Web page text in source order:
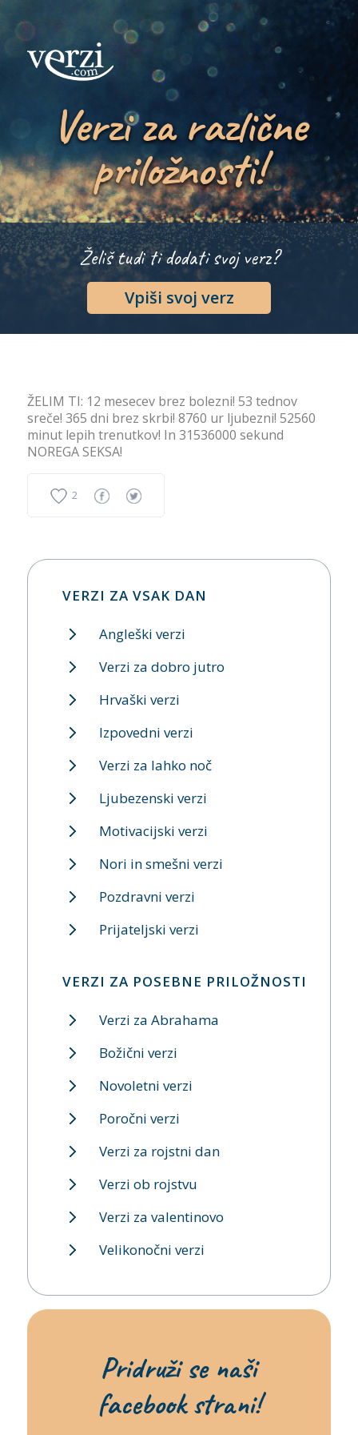
Verzi za različne
priložnosti!
Želiš tudi ti dodati svoj verz?
Vpiši svoj verz
ŽELIM TI: 12 mesecev brez bolezni! 53 tednov
sreče! 365 dni brez skrbi! 8760 ur ljubezni! 52560
minut lepih trenutkov! In 31536000 sekund
NOREGA SEKSA!
2
VERZI ZA VSAK DAN
Angleški verzi
Verzi za dobro jutro
Hrvaški verzi
Izpovedni verzi
Verzi za lahko noč
Ljubezenski verzi
Motivacijski verzi
Nori in smešni verzi
Pozdravni verzi
Prijateljski verzi
VERZI ZA POSEBNE PRILOŽNOSTI
Verzi za Abrahama
Božični verzi
Novoletni verzi
Poročni verzi
Verzi za rojstni dan
Verzi ob rojstvu
Verzi za valentinovo
Velikonočni verzi
Pridruži se naši
facebook strani!